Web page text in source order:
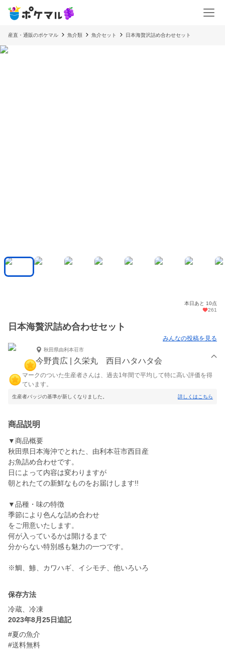
産直・通販のポケマル 魚介類 魚介セット 日本海贅沢詰め合わせセット
本日あと 10点
261
日本海贅沢詰め合わせセット
みんなの投稿を見る
秋田県由利本荘市
今野貴広 | 久栄丸 西目ハタハタ会
マークのついた生産者さんは、過去1年間で平均して特に高い評価を得
ています。
生産者バッジの基準が新しくなりました。 詳しくはこちら
商品説明
▼商品概要
秋田県日本海沖でとれた、由利本荘市西目産
お魚詰め合わせです。
日によって内容は変わりますが
朝とれたての新鮮なものをお届けします!!
▼品種・味の特徴
季節により色んな詰め合わせ
をご用意いたします。
何が入っているかは開けるまで
分からない特別感も魅力の一つです。
※鯛、鯵、カワハギ、イシモチ、他いろいろ
保存方法
冷蔵、冷凍
2023年8月25日追記
#夏の魚介
#送料無料